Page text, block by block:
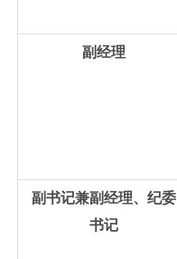
副经理
副书记兼副经理、纪委
书记